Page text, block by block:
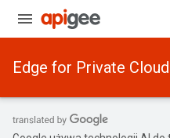
Edge for Private Cloud